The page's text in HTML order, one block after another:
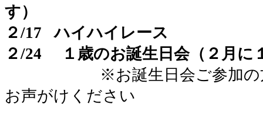
す）
２/17 ハイハイレース
２/24 １歳のお誕生日会（２月に
※お誕生日会ご参加の方は
お声がけください